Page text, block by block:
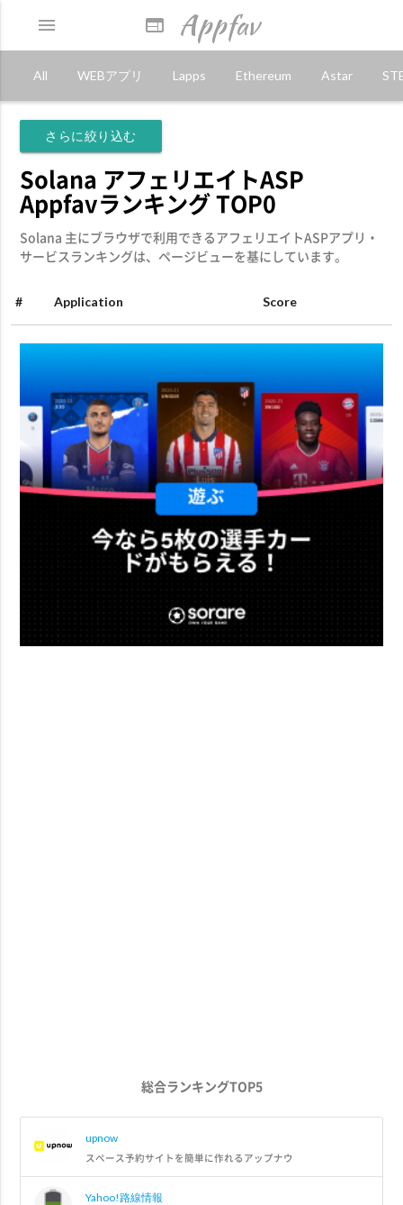
web Appfav
menu
All WEBアプリ Lapps Ethereum Astar
さらに絞り込む
Solana アフェリエイトASP
Appfavランキング TOP0
Solana 主にブラウザで利用できるアフェリエイトASPアプリ・
サービスランキングは、ページビューを基にしています。
# Application Score
総合ランキングTOP5
upnow
スペース予約サイトを簡単に作れるアップナウ
Yahoo!路線情報